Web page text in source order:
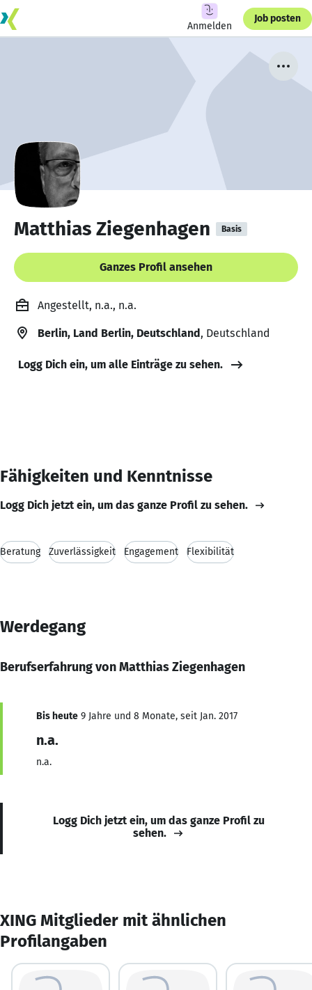
Anmelden
Job posten
Matthias Ziegenhagen Basis
Ganzes Profil ansehen
Angestellt, n.a., n.a.
Berlin, Land Berlin, Deutschland, Deutschland
Logg Dich ein, um alle Einträge zu sehen.
Fähigkeiten und Kenntnisse
Logg Dich jetzt ein, um das ganze Profil zu sehen.
Beratung Zuverlässigkeit Engagement Flexibilität
Werdegang
Berufserfahrung von Matthias Ziegenhagen
Bis heute 9 Jahre und 8 Monate, seit Jan. 2017
n.a.
n.a.
Logg Dich jetzt ein, um das ganze Profil zu
sehen.
XING Mitglieder mit ähnlichen
Profilangaben